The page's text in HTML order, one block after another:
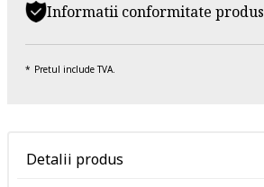
Informatii conformitate produs
Pretul include TVA.
Detalii produs